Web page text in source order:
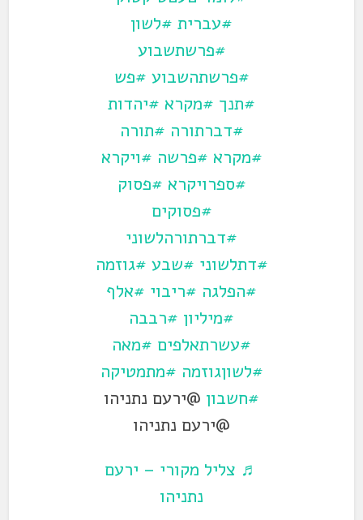
#עברית #לשון
#פרשתשבוע
#פרשתהשבוע #פש
#תנך #מקרא #יהדות
#דברתורה #תורה
#מקרא #פרשה #ויקרא
#ספרויקרא #פסוק
#פסוקים
#דברתורהלשוני
#דתלשוני #שבע #גוזמה
#הפלגה #ריבוי #אלף
#מיליון #רבבה
#עשרתאלפים #מאה
#לשוןגוזמה #מתמטיקה
#חשבון @ירעם נתניהו
@ירעם נתניהו
♬ צליל מקורי – ירעם
נתניהו